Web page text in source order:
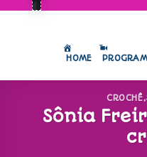
HOME
CROCHÊ,
Sônia